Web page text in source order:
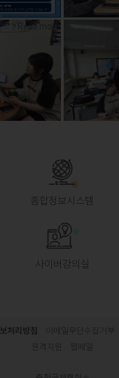
Read more
종합정보시스템
사이버강의실
처리방침 이메일무단수집거부
원격지원
웹메일